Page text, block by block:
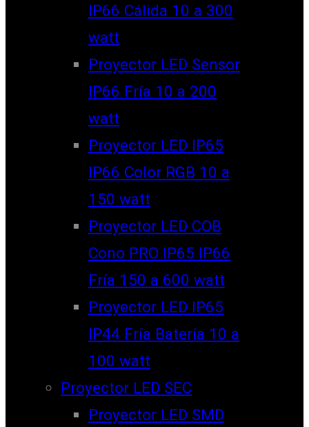
IP66 Cálida 10 a 300
watt
Proyector LED Sensor
IP66 Fría 10 a 200
watt
Proyector LED IP65
IP66 Color RGB 10 a
150 watt
Proyector LED COB
Cono PRO IP65 IP66
Fría 150 a 600 watt
Proyector LED IP65
IP44 Fría Batería 10 a
100 watt
Proyector LED SEC
Proyector LED SMD